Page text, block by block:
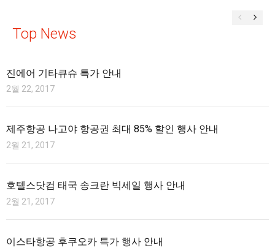
Top News
진에어 기타큐슈 특가 안내
2월 22, 2017
제주항공 나고야 항공권 최대 85% 할인 행사 안내
2월 21, 2017
호텔스닷컴 태국 송크란 빅세일 행사 안내
2월 21, 2017
이스타항공 후쿠오카 특가 행사 안내